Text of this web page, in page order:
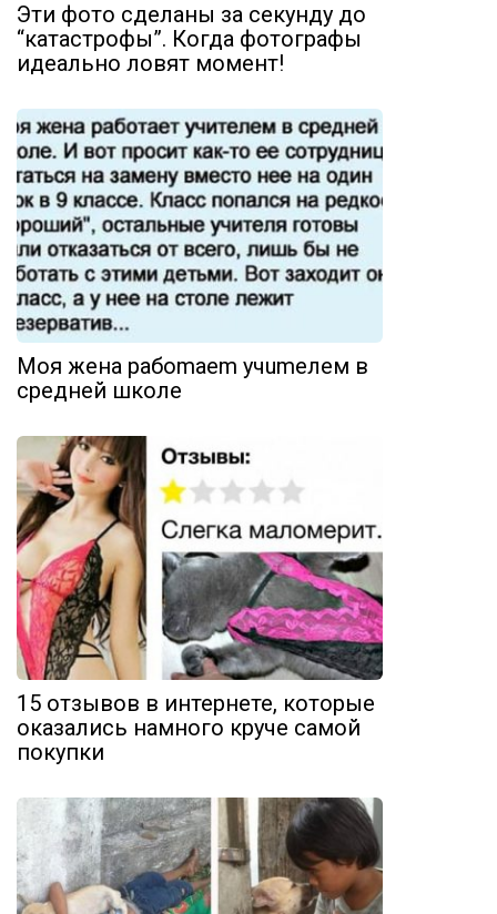
Эти фото сделаны за секунду до
“катастрофы”. Когда фотографы
идеально ловят момент!
Moя жeнa paбomaem учumeлeм в
cpeднeй шкoлe
15 отзывов в интернете, которые
оказались намного круче самой
покупки